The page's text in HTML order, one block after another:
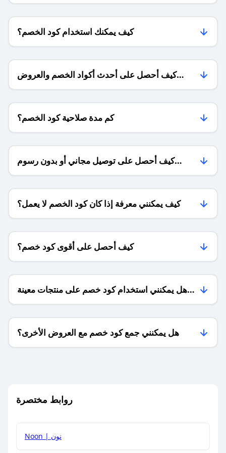
كيف يمكنك استخدام كود الخصم؟
كيف أحصل على أحدث أكواد الخصم والعروض
للمتاجر؟
كم مدة صلاحية كود الخصم؟
كيف أحصل على توصيل مجاني أو بدون رسوم
الشحن ؟
كيف يمكنني معرفة إذا كان كود الخصم لا يعمل؟
كيف أحصل على أقوى كود خصم؟
هل يمكنني استخدام كود خصم على منتجات معينة
فقط؟
هل يمكنني جمع كود خصم مع العروض الأخرى؟
روابط مختصرة
Noon | نون